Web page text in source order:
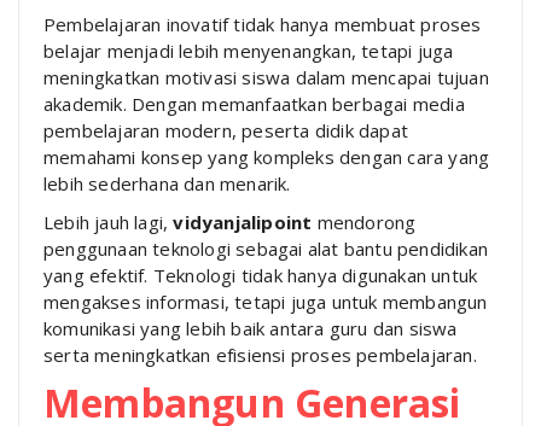
Pembelajaran inovatif tidak hanya membuat proses
belajar menjadi lebih menyenangkan, tetapi juga
meningkatkan motivasi siswa dalam mencapai tujuan
akademik. Dengan memanfaatkan berbagai media
pembelajaran modern, peserta didik dapat
memahami konsep yang kompleks dengan cara yang
lebih sederhana dan menarik.
Lebih jauh lagi,vidyanjalipoint mendorong
penggunaan teknologi sebagai alat bantu pendidikan
yang efektif. Teknologi tidak hanya digunakan untuk
mengakses informasi, tetapi juga untuk membangun
komunikasi yang lebih baik antara guru dan siswa
serta meningkatkan efisiensi proses pembelajaran.
Membangun Generasi